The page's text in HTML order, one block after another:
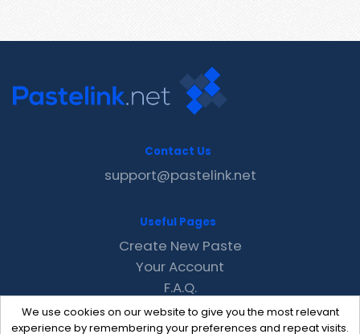
We use cookies on our website to give you the most relevant
experience by remembering your preferences and repeat visits.
Contact Us
support@pastelink.net
Useful Pages
Create New Paste
Your Account
F.A.Q.
Recent
Contact